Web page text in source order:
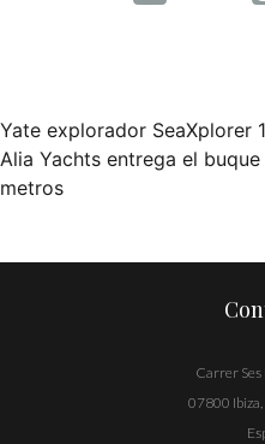
Navegación
de
Yate explorador SeaXplorer
Alia Yachts entrega el
metros
Carrer Ses
07800 Ibiza,